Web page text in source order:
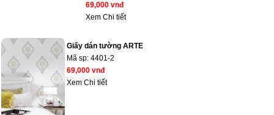
69,000 vnđ
Xem Chi tiết
Giấy dán tường ARTE
Mã sp: 4401-2
69,000 vnđ
Xem Chi tiết